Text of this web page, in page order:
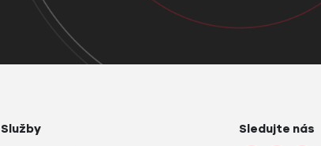
Služby
Sledujte nás